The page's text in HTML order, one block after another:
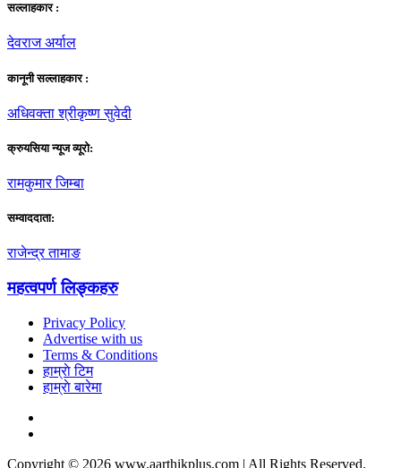
सल्लाहकार :
देवराज अर्याल
कानूनी सल्लाहकार :
अधिवक्ता श्रीकृष्ण सुवेदी
क्रुयसिया न्यूज व्यूराे:
रामकुमार जिम्बा
सम्वाददाता:
राजेन्द्र तामाङ
महत्वपर्ण लिङ्कहरु
Privacy Policy
Advertise with us
Terms & Conditions
हाम्राे टिम
हाम्राे बारेमा
Copyright © 2026 www.aarthikplus.com | All Rights Reserved.